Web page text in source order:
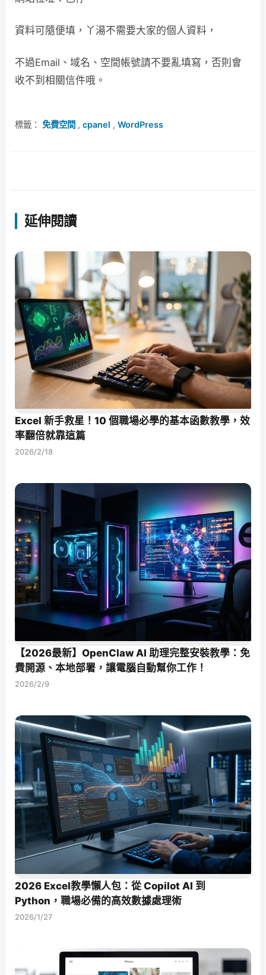
資料可隨便填，丫湯不需要大家的個人資料，
不過Email、域名、空間帳號請不要亂填寫，否則會
收不到相關信件哦。
標籤： 免費空間 , cpanel , WordPress
延伸閱讀
Excel 新手救星！10 個職場必學的基本函數教學，效
率翻倍就靠這篇
2026/2/18
【2026最新】OpenClaw AI 助理完整安裝教學：免
費開源、本地部署，讓電腦自動幫你工作！
2026/2/9
2026 Excel教學懶人包：從 Copilot AI 到
Python，職場必備的高效數據處理術
2026/1/27